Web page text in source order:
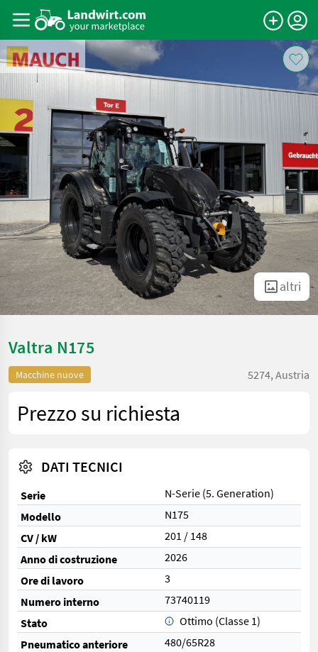
altri
Valtra N175
Macchine nuove 5274, Austria
Prezzo su richiesta
DATI TECNICI
Serie
N-Serie (5. Generation)
Modello
N175
CV / kW
201 / 148
Anno di costruzione
2026
Ore di lavoro
3
Numero interno
73740119
Stato
Ottimo (Classe 1)
Pneumatico anteriore
480/65R28